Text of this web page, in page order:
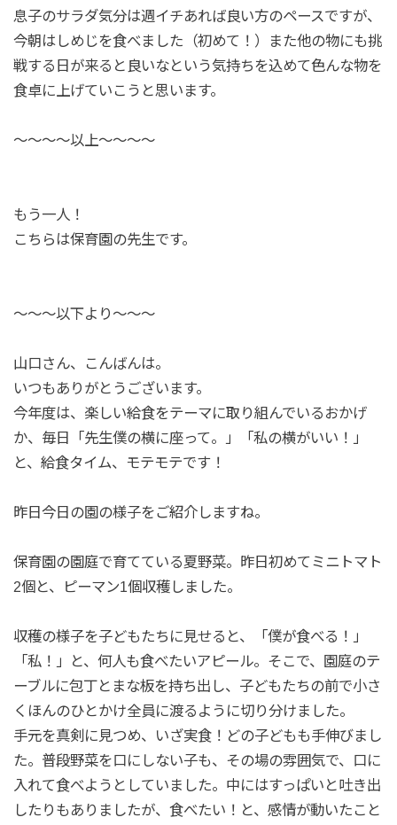
息子のサラダ気分は週イチあれば良い方のペースですが、
今朝はしめじを食べました（初めて！）また他の物にも挑
戦する日が来ると良いなという気持ちを込めて色んな物を
食卓に上げていこうと思います。
〜〜〜〜以上〜〜〜〜
もう一人！
こちらは保育園の先生です。
〜〜〜以下より〜〜〜
山口さん、こんばんは。
いつもありがとうございます。
今年度は、楽しい給食をテーマに取り組んでいるおかげ
か、毎日「先生僕の横に座って。」「私の横がいい！」
と、給食タイム、モテモテです！
昨日今日の園の様子をご紹介しますね。
保育園の園庭で育てている夏野菜。昨日初めてミニトマト
2個と、ピーマン1個収穫しました。
収穫の様子を子どもたちに見せると、「僕が食べる！」
「私！」と、何人も食べたいアピール。そこで、園庭のテ
ーブルに包丁とまな板を持ち出し、子どもたちの前で小さ
くほんのひとかけ全員に渡るように切り分けました。
手元を真剣に見つめ、いざ実食！どの子どもも手伸びまし
た。普段野菜を口にしない子も、その場の雰囲気で、口に
入れて食べようとしていました。中にはすっぱいと吐き出
したりもありましたが、食べたい！と、感情が動いたこと